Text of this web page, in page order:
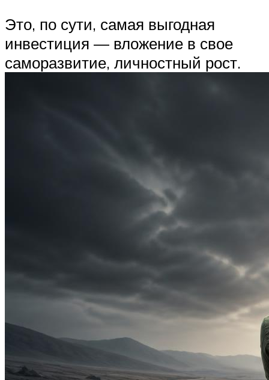
Это, по сути, самая выгодная
инвестиция — вложение в свое
саморазвитие, личностный рост.